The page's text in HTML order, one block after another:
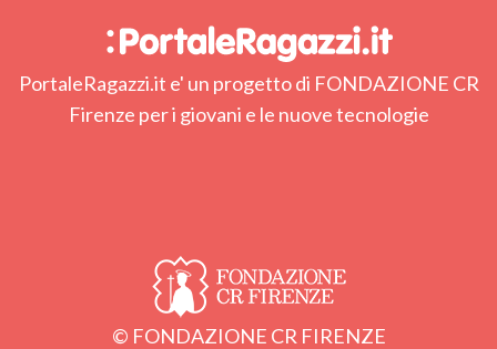
PortaleRagazzi.it e' un progetto di FONDAZIONE CR
Firenze per i giovani e le nuove tecnologie
© FONDAZIONE CR FIRENZE